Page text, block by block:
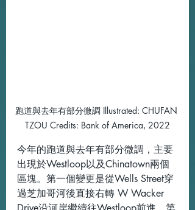
跑道與去年有部分微調 Illustrated: CHUFAN
TZOU Credits: Bank of America, 2022
今年的跑道與去年有部分微調，主要
出現於Westloop以及Chinatown兩個
區塊。第一個變更是從Wells Street穿
過芝加哥河後直接右轉 W Wacker